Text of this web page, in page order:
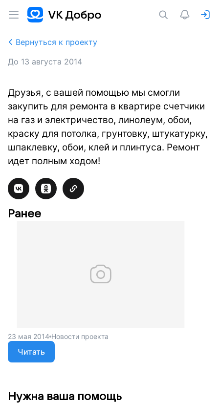
Вернуться к проекту
До 13 августа 2014
Друзья, с вашей помощью мы смогли
закупить для ремонта в квартире счетчики
на газ и электричество, линолеум, обои,
краску для потолка, грунтовку, штукатурку,
шпаклевку, обои, клей и плинтуса. Ремонт
идет полным ходом!
Ранее
23 мая 2014 Новости проекта
Читать
Нужна ваша помощь